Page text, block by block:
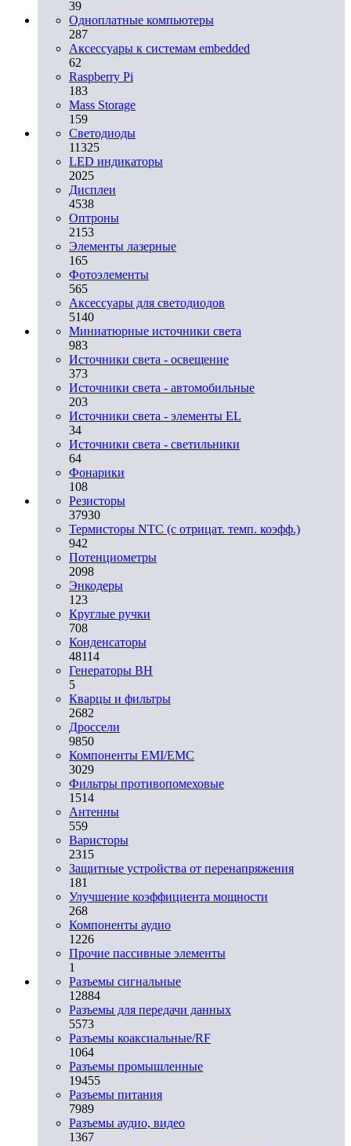
39
Одноплатные компьютеры
287
Аксессуары к системам embedded
62
Raspberry Pi
183
Mass Storage
159
Светодиоды
11325
LED индикаторы
2025
Дисплеи
4538
Оптроны
2153
Элементы лазерные
165
Фотоэлементы
565
Аксессуары для светодиодов
5140
Миниатюрные источники света
983
Источники света - освещение
373
Источники света - автомобильные
203
Источники света - элементы EL
34
Источники света - светильники
64
Фонарики
108
Резисторы
37930
Термисторы NTC (с отрицат. темп. коэфф.)
942
Потенциометры
2098
Энкодеры
123
Круглые ручки
708
Конденсаторы
48114
Генераторы ВН
5
Кварцы и фильтры
2682
Дроссели
9850
Компоненты EMI/EMC
3029
Фильтры противопомеховые
1514
Антенны
559
Варисторы
2315
Защитные устройства от перенапряжения
181
Улучшение коэффициента мощности
268
Компоненты аудио
1226
Прочие пассивные элементы
1
Разъeмы сигнальные
12884
Разъeмы для передачи данных
5573
Разъeмы коаксиальные/RF
1064
Разъeмы промышленные
19455
Разъeмы питания
7989
Разъeмы аудио, видео
1367